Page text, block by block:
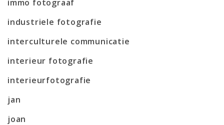
immo fotograaf
industriele fotografie
interculturele communicatie
interieur fotografie
interieurfotografie
jan
joan